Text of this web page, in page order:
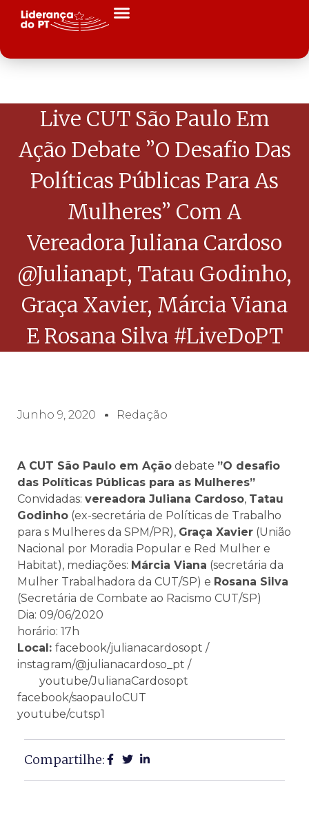
Live CUT São Paulo Em
Ação Debate ”O Desafio Das
Políticas Públicas Para As
Mulheres” Com A
Vereadora Juliana Cardoso
@julianapt, Tatau Godinho,
Graça Xavier, Márcia Viana
E Rosana Silva #LiveDoPT
Junho 9, 2020 Redação
A CUT São Paulo em Ação debate ”O desafio
das Políticas Públicas para as Mulheres”
Convidadas: vereadora Juliana Cardoso, Tatau
Godinho (ex-secretária de Políticas de Trabalho
para s Mulheres da SPM/PR), Graça Xavier (União
Nacional por Moradia Popular e Red Mulher e
Habitat), mediações: Márcia Viana (secretária da
Mulher Trabalhadora da CUT/SP) e Rosana Silva
(Secretária de Combate ao Racismo CUT/SP)
Dia: 09/06/2020
horário: 17h
Local: facebook/julianacardosopt /
instagram/@julianacardoso_pt /
youtube/JulianaCardosopt
facebook/saopauloCUT
youtube/cutsp1
Compartilhe: